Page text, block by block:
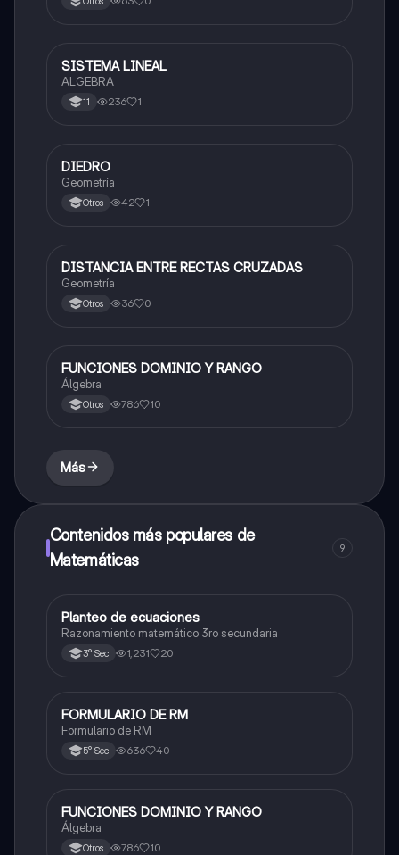
Matemáticas
SISTEMA LINEAL
ALGEBRA
11 236 1
Matemáticas
DIEDRO
Geometría
Otros 42 1
Matemáticas
DISTANCIA ENTRE RECTAS CRUZADAS
Geometría
Otros 36 0
Matemáticas
FUNCIONES DOMINIO Y RANGO
Álgebra
Otros 786 10
Más
Contenidos más populares de
Matemáticas
9
Matemáticas
Planteo de ecuaciones
Razonamiento matemático 3ro secundaria
3° Sec 1,231 20
Matemáticas
FORMULARIO DE RM
Formulario de RM
5° Sec 636 40
Matemáticas
FUNCIONES DOMINIO Y RANGO
Álgebra
Otros 786 10